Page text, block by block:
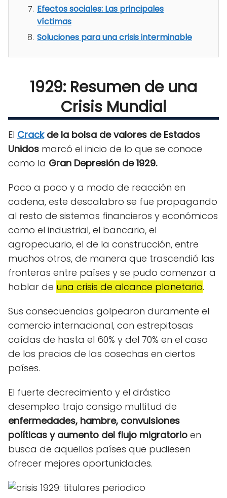
Efectos sociales: Las principales
víctimas
Soluciones para una crisis interminable
1929: Resumen de una
Crisis Mundial
El Crackde la bolsa de valores de Estados
Unidos marcó el inicio de lo que se conoce
como la Gran Depresión de 1929.
Poco a poco y a modo de reacción en
cadena, este descalabro se fue propagando
al resto de sistemas financieros y económicos
como el industrial, el bancario, el
agropecuario, el de la construcción, entre
muchos otros, de manera que trascendió las
fronteras entre países y se pudo comenzar a
hablar de una crisis de alcance planetario.
Sus consecuencias golpearon duramente el
comercio internacional, con estrepitosas
caídas de hasta el 60% y del 70% en el caso
de los precios de las cosechas en ciertos
países.
El fuerte decrecimiento y el drástico
desempleo trajo consigo multitud de
enfermedades, hambre, convulsiones
políticas y aumento del flujo migratorio en
busca de aquellos países que pudiesen
ofrecer mejores oportunidades.